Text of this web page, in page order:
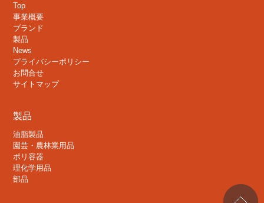
Top
事業概要
ブランド
製品
News
プライバシーポリシー
お問合せ
サイトマップ
製品
油脂製品
園芸・農林業用品
ポリ容器
理化学用品
部品